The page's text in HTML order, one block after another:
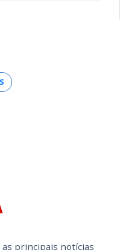
principais notícias